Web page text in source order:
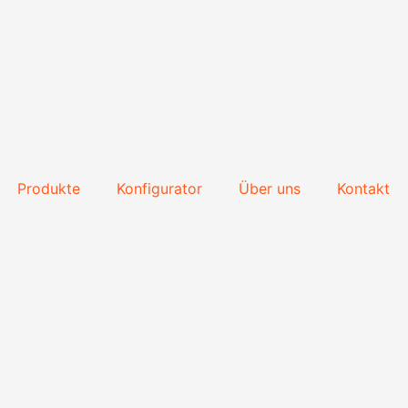
Produkte Konfigurator Über uns Kontakt